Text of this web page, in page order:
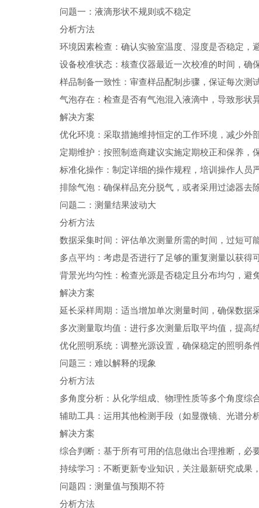
问题一：液滴形状不规则或不稳定
分析方法
环境因素检查：确认实验室温度、湿度是否稳定，
设备校准状态：核查仪器最近一次校准的时间，确
样品制备一致性：审查样品配制步骤，保证每次测
气泡存在：检查是否有气泡混入液滴中，导致形状异
解决方案
优化环境：采取措施维持恒定的工作环境，减少外
定期维护：按照制造商建议实施定期校正和保养，
标准化操作：制定详细的操作规程，培训操作人员
排除气泡：确保样品充分脱气，或者采用过滤器去除
问题二：测量结果波动大
分析方法
数据采集时间：评估单次测量所需的时间，过短可
多点平均：考虑是否进行了足够的重复测量以获得
背景光均匀性：检查光源是否稳定且分布均匀，避
解决方案
延长采样周期：适当增加单次测量时间，确保数据
多次测量取均值：进行多次测量后取平均值，提高
优化照明系统：调整光源设置，确保稳定的照明条
问题三：难以解释的现象
分析方法
多角度分析：从化学组成、物理性质等多个角度综
辅助工具：运用其他检测手段（如显微镜、光谱分
解决方案
综合判断：基于所有可用的信息做出合理推断，必
持续学习：不断更新专业知识，关注最新研究成果
问题四：测量值与预期不符
分析方法